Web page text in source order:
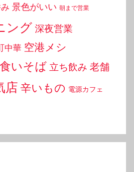
景色がいい 朝まで営業
ング 深夜営業
中華 空港メシ
いそば 立ち飲み 老舗
店 辛いもの 電源カフェ